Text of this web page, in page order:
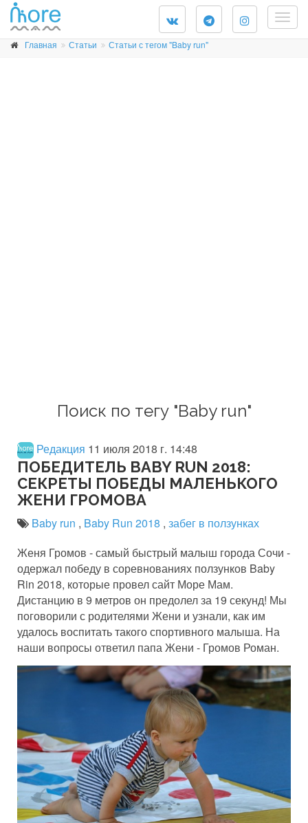
Главная Статьи Статьи с тегом "Baby run"
Поиск по тегу "Baby run"
Редакция 11 июля 2018 г. 14:48
ПОБЕДИТЕЛЬ BABY RUN 2018:
СЕКРЕТЫ ПОБЕДЫ МАЛЕНЬКОГО
ЖЕНИ ГРОМОВА
Baby run , Baby Run 2018 , забег в ползунках
Женя Громов - самый быстрый малыш города Сочи -
одержал победу в соревнованиях ползунков Baby
Rin 2018, которые провел сайт Море Мам.
Дистанцию в 9 метров он предолел за 19 секунд! Мы
поговорили с родителями Жени и узнали, как им
удалось воспитать такого спортивного малыша. На
наши вопросы ответил папа Жени - Громов Роман.